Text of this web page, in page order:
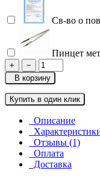
Св-во о
Пинцет
+
−
В корзину
Купить в один клик
Описание
Отзывы (1)
Оплата
Доставка